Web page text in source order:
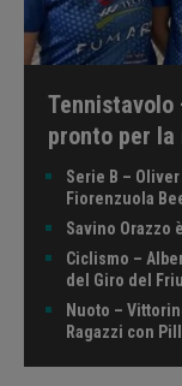
pronto per la
Serie B –
Fiorenzuola
Savino Orazzo
Ciclismo –
del Giro del
Nuoto –
Ragazzi con